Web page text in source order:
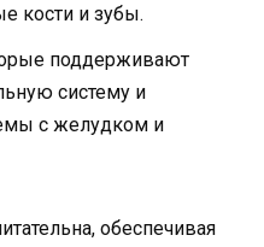
кости и зубы.
поддерживают
систему и
с желудком и
обеспечивая